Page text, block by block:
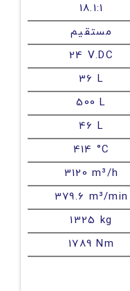
18.1:1
مستقیم
24 V.DC
36 L
500 L
46 L
414 °C
3120 m³/h
379.6 m³/min
1325 kg
1789 Nm